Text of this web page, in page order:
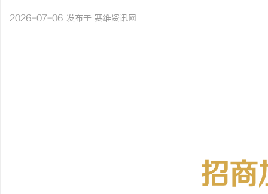
2026-07-06 发布于 赛维资讯网
招商